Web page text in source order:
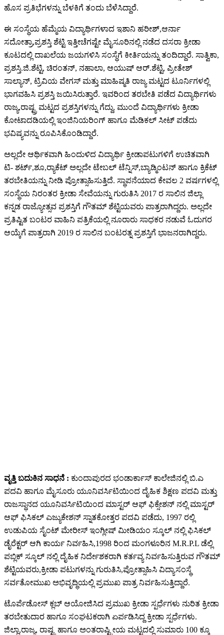
ಹೊಸ ಪ್ರತಿಭೆಗಳನ್ನು ಬೆಳಕಿಗೆ ತಂದು ಬೆಳೆಸಿದ್ದಾರೆ.
ಈ ಸಂಸ್ಥೆಯ ಹೆಮ್ಮೆಯ ವಿದ್ಯಾರ್ಥಿಗಳಾದ ಇಶಾನಿ ಹರೀಶ್,ಆರ್ನಾ
ಸದೋತ್ರಾ,ಪ್ರಶಸ್ತಿ ಶೆಟ್ಟಿ ಇತ್ತೀಚೆಗಷ್ಟೇ ಮೈಸೂರಿನಲ್ಲಿ ನಡೆದ ದಸರಾ ಕ್ರೀಡಾ
ಕೂಟದಲ್ಲಿ ದಾಖಲೆಯ ಜಯಗಳಿಸಿ ಸಂಸ್ಥೆಗೆ ಕೀರ್ತಿಯನ್ನು ತಂದಿದ್ದಾರೆ. ಸಾತ್ವಿಕಾ,
ಪ್ರಶಸ್ತಿ.ಜಿ‌.ಶೆಟ್ಟಿ, ಚಿರಂತನ್, ನಹಾಲಾ, ಆಯುಷ್ ಆರ್.ಶೆಟ್ಟಿ, ಪ್ರೀತೇಶ್
ಸಾಲ್ಯಾನ್, ಟ್ರಿವಿಯ ವೇಗಸ್ ಮತ್ತು ಮಾಹಿಷ್ಮತಿ ರಾಜ್ಯ ಮಟ್ಟದ ಟೂರ್ನಿಗಳಲ್ಲಿ
ಭಾಗವಹಿಸಿ ಪ್ರಶಸ್ತಿ ಜಯಿಸಿರುತ್ತಾರೆ. ಇವರಿಂದ ತರಬೇತಿ ಪಡೆದ ವಿದ್ಯಾರ್ಥಿಗಳು
ರಾಜ್ಯ,ರಾಷ್ಟ್ರ ಮಟ್ಟದ ಪ್ರಶಸ್ತಿಗಳನ್ನು ಗೆದ್ದು, ಮುಂದೆ ವಿದ್ಯಾರ್ಥಿಗಳು ಕ್ರೀಡಾ
ಕೋಟಾದಡಿಯಲ್ಲಿ ಇಂಜಿನಿಯರಿಂಗ್ ಹಾಗೂ ಮೆಡಿಕಲ್ ಸೀಟ್ ಪಡೆದು
ಭವಿಷ್ಯವನ್ನು ರೂಪಿಸಿಕೊಂಡಿದ್ದಾರೆ.
ಅಲ್ಲದೇ ಆರ್ಥಿಕವಾಗಿ ಹಿಂದುಳಿದ ವಿದ್ಯಾರ್ಥಿ ಕ್ರೀಡಾಪಟುಗಳಿಗೆ ಉಚಿತವಾಗಿ
ಟಿ- ಶರ್ಟ್,ಶೂ,ರ‌್ಯಾಕೆಟ್ ಅಲ್ಲದೇ ಟೇಬಲ್ ಟೆನ್ನಿಸ್,ಬ್ಯಾಡ್ಮಿಂಟನ್ ಹಾಗೂ ಕ್ರಿಕೆಟ್
ತರಬೇತಿಯನ್ನು ನೀಡಿ ಪ್ರೋತ್ಸಾಹಿಸುತ್ತಿದೆ. ಸ್ಥಾಪನೆಯಾದ ಕೇವಲ 2 ವರ್ಷಗಳಲ್ಲಿ
ಸಂಸ್ಥೆಯ ನಿರಂತರ ಕ್ರೀಡಾ ಸೇವೆಯನ್ನು ಗುರುತಿಸಿ 2017 ರ ಸಾಲಿನ ಜಿಲ್ಲಾ
ಕನ್ನಡ ರಾಜ್ಯೋತ್ಸವ ಪ್ರಶಸ್ತಿಗೆ ಗೌತಮ್ ಶೆಟ್ಟಿಯವರು ಪಾತ್ರರಾಗಿದ್ದರು. ಅಲ್ಲದೇ
ಪ್ರತಿಷ್ಟಿತ ಬಂಟರ ವಾಹಿನಿ ಪತ್ರಿಕೆಯಲ್ಲಿ ನೂರಾರು ಸಾಧಕರ ನಡುವೆ ಓದುಗರ
ಆಯ್ಕೆಗೆ ಪಾತ್ರರಾಗಿ 2019 ರ ಸಾಲಿನ‌ ಬಂಟರತ್ನ ಪ್ರಶಸ್ತಿಗೆ ಭಾಜನರಾಗಿದ್ದರು.
ವೃತ್ತಿ ಬದುಕಿನ ಸಾಧನೆ : ಕುಂದಾಪುರದ ಭಂಡಾರ್ಕಾಸ್ ಕಾಲೇಜಿನಲ್ಲಿ ಬಿ.ಎ
ಪದವಿ ಹಾಗೂ ಮೈಸೂರು ಯೂನಿವರ್ಸಿಟಿಯಿಂದ ದೈಹಿಕ ಶಿಕ್ಷಣ ಪದವಿ ಮತ್ತು
ರಾಜಸ್ಥಾನದ ಯೂನಿವರ್ಸಿಟಿಯಿಂದ ಮಾಸ್ಟರ್ ಆಫ್ ಫಿಕ್ಸೇಶನ್ ನಲ್ಲಿ ಮಾಸ್ಟರ್
ಆಫ್ ಫಿಸಿಕಲ್ ಎಜ್ಯುಕೇಶನ್ ಸ್ನಾತಕೋತ್ತರ ಪದವಿ ಪಡೆದು, 1997 ರಲ್ಲಿ
ಉಡುಪಿಯ ಸೈಂಟ್ ಮೇರೀಸ್ ಇಂಗ್ಲೀಷ್ ಮೀಡಿಯಂ‌ ಸ್ಕೂಲ್ ನಲ್ಲಿ ಫಿಸಿಕಲ್
ಡೈರೆಕ್ಟರ್ ಆಗಿ ಕಾರ್ಯ ನಿರ್ವಹಿಸಿ,1998 ರಿಂದ ಮಂಗಳೂರಿನ M.R.P.L ಡೆಲ್ಲಿ
ಪಬ್ಲಿಕ್ ಸ್ಕೂಲ್ ನಲ್ಲಿ ದೈಹಿಕ ನಿರ್ದೇಶಕರಾಗಿ ಕರ್ತವ್ಯ ನಿರ್ವಹಿಸುತ್ತಿರುವ ಗೌತಮ್
ಶೆಟ್ಟಿಯವರು,ಕ್ರೀಡಾ ಪಟುಗಳನ್ನು ಗುರುತಿಸಿ,ಪ್ರೋತ್ಸಾಹಿಸಿ ವಿದ್ಯಾಸಂಸ್ಥೆ
ಸರ್ವತೋಮುಖ ಅಭಿವೃದ್ಧಿಯಲ್ಲಿ ಪ್ರಮುಖ ಪಾತ್ರ ನಿರ್ವಹಿಸುತ್ತಿದ್ದಾರೆ.
ಟೊರ್ಪೆಡೋಸ್ ಕ್ಲಬ್ ಆಯೋಜಿಸಿದ ಪ್ರಮುಖ ಕ್ರೀಡಾ ಸ್ಪರ್ಧೆಗಳು ನುರಿತ ಕ್ರೀಡಾ
ತರಬೇತುದಾರ ಹಾಗೂ ಸಂಘಟಕರಾಗಿ ಏರ್ಪಡಿಸಿದ್ದ ಕ್ರೀಡಾ ಸ್ಪರ್ಧೆಗಳು.
ಜಿಲ್ಲಾ,ರಾಜ್ಯ, ರಾಷ್ಟ್ರ ಹಾಗೂ ಅಂತರಾಷ್ಟ್ರೀಯ ಮಟ್ಟದಲ್ಲಿ ಸುಮಾರು 100 ಕ್ಕೂ